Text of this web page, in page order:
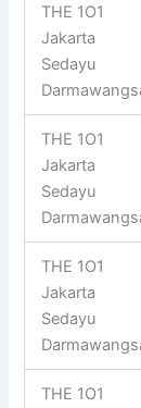
THE 1O1
Jakarta
Sedayu
THE 1O1
Jakarta
Sedayu
THE 1O1
Jakarta
Sedayu
THE 1O1